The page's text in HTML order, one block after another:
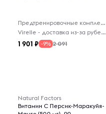
Предтренировочные комплексы
Virelle - доставка из-за рубежа
1 901 -9% 2 091
Natural Factors
Витамин C Персик-Маракуйя-